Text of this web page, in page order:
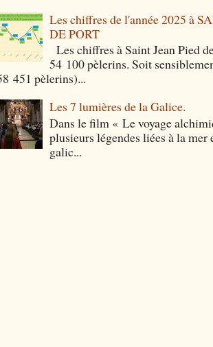
Les chiffres de l'année 2025 à
DE PORT
Les chiffres à Saint Jean Pied
54 100 pèlerins. Soit
451 pèlerins)...
Les 7 lumières de la Galice.
Dans le film « Le voyage
plusieurs légendes liées à la mer
galic...